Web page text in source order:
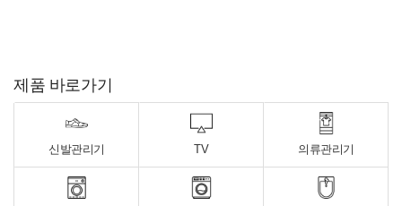
제품 바로가기
신발관리기 TV 의류관리기